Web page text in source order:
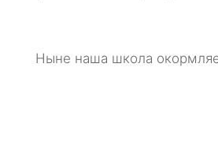
Ныне наша школа